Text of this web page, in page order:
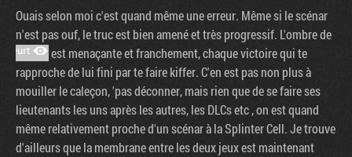
Ouais selon moi c'est quand même une erreur. Même si le scénar
n'est pas ouf, le truc est bien amené et très progressif. L'ombre de
est menaçante et franchement, chaque victoire qui te
rapproche de lui fini par te faire kiffer. C'en est pas non plus à
mouiller le caleçon, 'pas déconner, mais rien que de se faire ses
lieutenants les uns après les autres, les DLCs etc , on est quand
même relativement proche d'un scénar à la Splinter Cell. Je trouve
d'ailleurs que la membrane entre les deux jeux est maintenant